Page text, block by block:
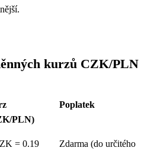
kurzů CZK/PLN
PLN)
Poplatek
= 0.19
Zdarma (do určitého